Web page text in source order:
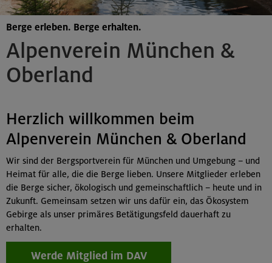
Alpenverein München &
Oberland
Berge erleben. Berge erhalten.
Herzlich willkommen beim
Alpenverein München & Oberland
Wir sind der Bergsportverein für München und Umgebung – und
Heimat für alle, die die Berge lieben. Unsere Mitglieder erleben
die Berge sicher, ökologisch und gemeinschaftlich – heute und in
Zukunft. Gemeinsam setzen wir uns dafür ein, das Ökosystem
Gebirge als unser primäres Betätigungsfeld dauerhaft zu
erhalten.
Werde Mitglied im DAV